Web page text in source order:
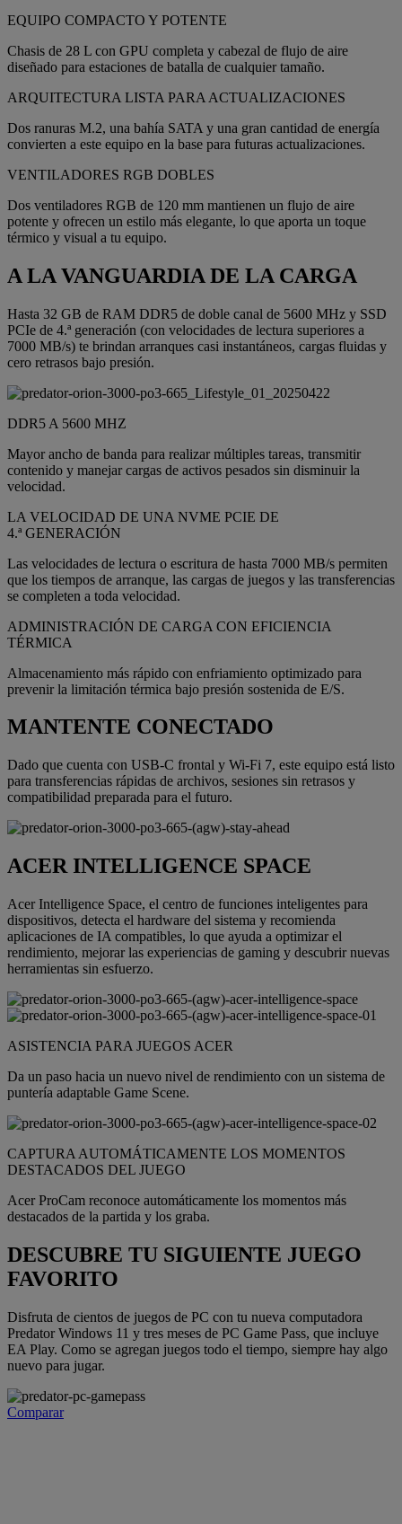
EQUIPO COMPACTO Y POTENTE
Chasis de 28 L con GPU completa y cabezal de flujo de aire
diseñado para estaciones de batalla de cualquier tamaño.
ARQUITECTURA LISTA PARA ACTUALIZACIONES
Dos ranuras M.2, una bahía SATA y una gran cantidad de energía
convierten a este equipo en la base para futuras actualizaciones.
VENTILADORES RGB DOBLES
Dos ventiladores RGB de 120 mm mantienen un flujo de aire
potente y ofrecen un estilo más elegante, lo que aporta un toque
térmico y visual a tu equipo.
A LA VANGUARDIA DE LA CARGA
Hasta 32 GB de RAM DDR5 de doble canal de 5600 MHz y SSD
PCIe de 4.ª generación (con velocidades de lectura superiores a
7000 MB/s) te brindan arranques casi instantáneos, cargas fluidas y
cero retrasos bajo presión.
DDR5 A 5600 MHZ
Mayor ancho de banda para realizar múltiples tareas, transmitir
contenido y manejar cargas de activos pesados sin disminuir la
velocidad.
LA VELOCIDAD DE UNA NVME PCIE DE
4.ª GENERACIÓN
Las velocidades de lectura o escritura de hasta 7000 MB/s permiten
que los tiempos de arranque, las cargas de juegos y las transferencias
se completen a toda velocidad.
ADMINISTRACIÓN DE CARGA CON EFICIENCIA
TÉRMICA
Almacenamiento más rápido con enfriamiento optimizado para
prevenir la limitación térmica bajo presión sostenida de E/S.
MANTENTE CONECTADO
Dado que cuenta con USB-C frontal y Wi-Fi 7, este equipo está listo
para transferencias rápidas de archivos, sesiones sin retrasos y
compatibilidad preparada para el futuro.
ACER INTELLIGENCE SPACE
Acer Intelligence Space, el centro de funciones inteligentes para
dispositivos, detecta el hardware del sistema y recomienda
aplicaciones de IA compatibles, lo que ayuda a optimizar el
rendimiento, mejorar las experiencias de gaming y descubrir nuevas
herramientas sin esfuerzo.
ASISTENCIA PARA JUEGOS ACER
Da un paso hacia un nuevo nivel de rendimiento con un sistema de
puntería adaptable Game Scene.
CAPTURA AUTOMÁTICAMENTE LOS MOMENTOS
DESTACADOS DEL JUEGO
Acer ProCam reconoce automáticamente los momentos más
destacados de la partida y los graba.
DESCUBRE TU SIGUIENTE JUEGO
FAVORITO
Disfruta de cientos de juegos de PC con tu nueva computadora
Predator Windows 11 y tres meses de PC Game Pass, que incluye
EA Play. Como se agregan juegos todo el tiempo, siempre hay algo
nuevo para jugar.
Comparar